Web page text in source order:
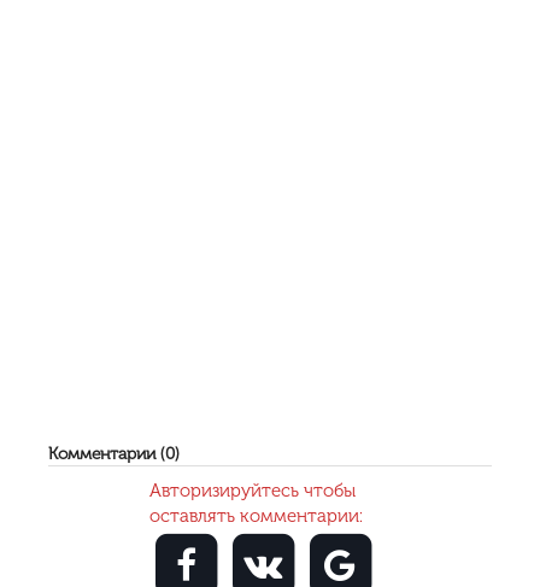
Комментарии (0)
Авторизируйтесь чтобы
оставлять комментарии: